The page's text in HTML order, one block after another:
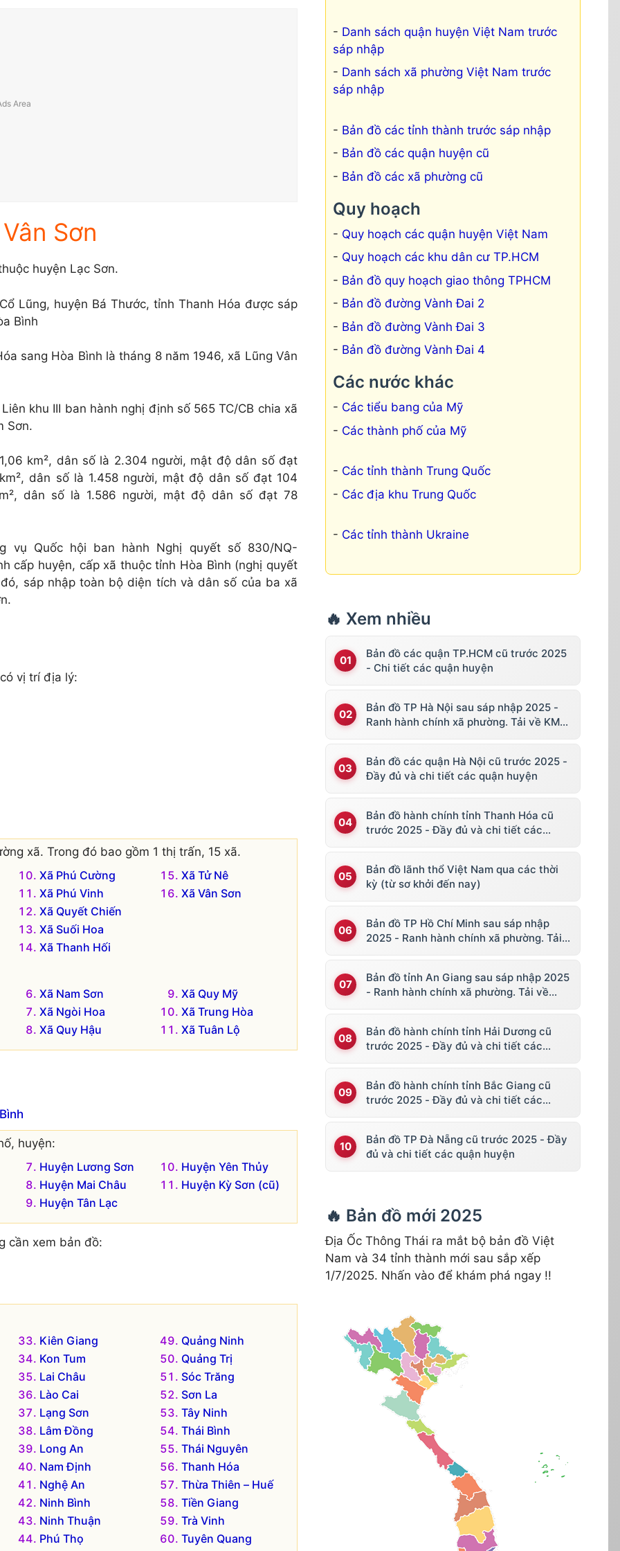
Sơn
huyện Lạc Sơn.
Lũng, huyện Bá Thước, tỉnh Thanh Hóa được sáp
Bình
sang Hòa Bình là tháng 8 năm 1946, xã Lũng Vân
khu III ban hành nghị định số 565 TC/CB chia xã
Sơn.
km², dân số là 2.304 người, mật độ dân số đạt
dân số là 1.458 người, mật độ dân số đạt 104
dân số là 1.586 người, mật độ dân số đạt 78
vụ Quốc hội ban hành Nghị quyết số 830/NQ-
cấp huyện, cấp xã thuộc tỉnh Hòa Bình (nghị quyết
sáp nhập toàn bộ diện tích và dân số của ba xã
vị trí địa lý:
xã. Trong đó bao gồm 1 thị trấn, 15 xã.
Xã Phú Cường
Xã Phú Vinh
Xã Quyết Chiến
Xã Suối Hoa
Xã Thanh Hối
Xã Tử Nê
Xã Vân Sơn
Xã Nam Sơn
Xã Ngòi Hoa
Xã Quy Hậu
Xã Quy Mỹ
Xã Trung Hòa
Xã Tuân Lộ
huyện:
Huyện Lương Sơn
Huyện Mai Châu
Huyện Tân Lạc
Huyện Yên Thủy
Huyện Kỳ Sơn (cũ)
cần xem bản đồ:
Kiên Giang
Kon Tum
Lai Châu
Lào Cai
Lạng Sơn
Lâm Đồng
Long An
Nam Định
Nghệ An
Ninh Bình
Ninh Thuận
Phú Thọ
Quảng Ninh
Quảng Trị
Sóc Trăng
Sơn La
Tây Ninh
Thái Bình
Thái Nguyên
Thanh Hóa
Thừa Thiên – Huế
Tiền Giang
Trà Vinh
Tuyên Quang
Danh sách quận huyện Việt Nam trước
sáp nhập
Danh sách xã phường Việt Nam trước
sáp nhập
Bản đồ các tỉnh thành trước sáp nhập
Bản đồ các quận huyện cũ
Bản đồ các xã phường cũ
Quy hoạch
Quy hoạch các quận huyện Việt Nam
Quy hoạch các khu dân cư TP.HCM
Bản đồ quy hoạch giao thông TPHCM
Bản đồ đường Vành Đai 2
Bản đồ đường Vành Đai 3
Bản đồ đường Vành Đai 4
Các nước khác
Các tiểu bang của Mỹ
Các thành phố của Mỹ
Các tỉnh thành Trung Quốc
Các địa khu Trung Quốc
Các tỉnh thành Ukraine
🔥 Xem nhiều
Bản đồ các quận TP.HCM cũ trước 2025
- Chi tiết các quận huyện
Bản đồ TP Hà Nội sau sáp nhập 2025 -
Ranh hành chính xã phường. Tải về KML,
Bản đồ các quận Hà Nội cũ trước 2025 -
Đầy đủ và chi tiết các quận huyện
Bản đồ hành chính tỉnh Thanh Hóa cũ
trước 2025 - Đầy đủ và chi tiết các
Bản đồ lãnh thổ Việt Nam qua các thời
kỳ (từ sơ khởi đến nay)
Bản đồ TP Hồ Chí Minh sau sáp nhập
2025 - Ranh hành chính xã phường. Tải
Bản đồ tỉnh An Giang sau sáp nhập 2025
- Ranh hành chính xã phường. Tải về
Bản đồ hành chính tỉnh Hải Dương cũ
trước 2025 - Đầy đủ và chi tiết các
Bản đồ hành chính tỉnh Bắc Giang cũ
trước 2025 - Đầy đủ và chi tiết các
Bản đồ TP Đà Nẵng cũ trước 2025 - Đầy
đủ và chi tiết các quận huyện
🔥 Bản đồ mới 2025
Địa Ốc Thông Thái ra mắt bộ bản đồ Việt
Nam và 34 tỉnh thành mới sau sắp xếp
1/7/2025. Nhấn vào để khám phá ngay !!